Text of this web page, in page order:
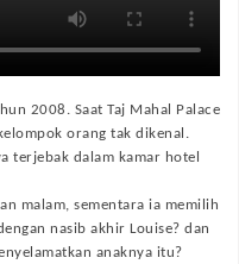
2008. Saat Taj Mahal Palace
orang tak dikenal.
terjebak dalam kamar hotel
malam, sementara ia memilih
nasib akhir Louise? dan
anaknya itu?